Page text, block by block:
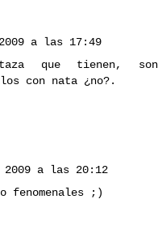
a las 17:49
que tienen, son
con nata ¿no?.
2009 a las 20:12
fenomenales ;)